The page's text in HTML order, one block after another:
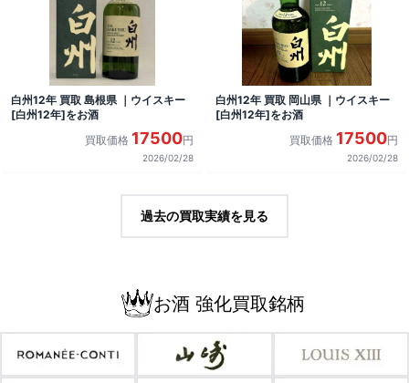
白州12年 買取 島根県 ｜ウイスキー
[白州12年]をお酒
買取価格 17500円
2026/02/28
白州12年 買取 岡山県 ｜ウイスキー
[白州12年]をお酒
買取価格 17500円
2026/02/28
過去の買取実績を見る
お酒 強化買取銘柄